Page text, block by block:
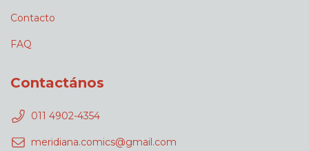
Contacto
FAQ
Contactános
011 4902-4354
meridiana.comics@gmail.com